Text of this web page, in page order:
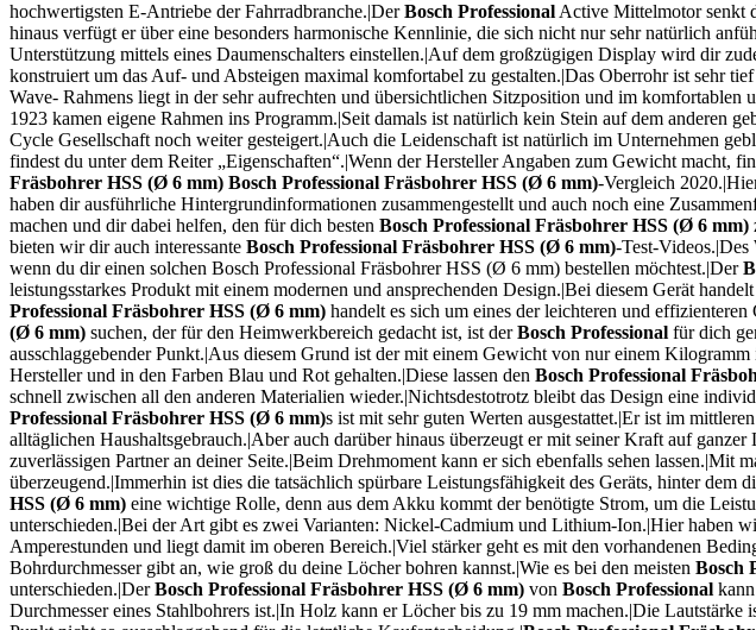
hochwertigsten E-Antriebe der Fahrradbranche.|DerBosch Professional Active Mittelmotor senkt
hinaus verfügt er über eine besonders harmonische Kennlinie, die sich nicht nur sehr natürlich
Unterstützung mittels eines Daumenschalters einstellen.|Auf dem großzügigen Display wird dir
konstruiert um das Auf- und Absteigen maximal komfortabel zu gestalten.|Das Oberrohr ist sehr
Wave- Rahmens liegt in der sehr aufrechten und übersichtlichen Sitzposition und im
1923 kamen eigene Rahmen ins Programm.|Seit damals ist natürlich kein Stein auf dem
Cycle Gesellschaft noch weiter gesteigert.|Auch die Leidenschaft ist natürlich im Unternehmen
findest du unter dem Reiter „Eigenschaften“.|Wenn der Hersteller Angaben zum Gewicht macht,
Fräsbohrer HSS (Ø 6 mm) Bosch Professional Fräsbohrer HSS (Ø 6 mm)-Vergleich
haben dir ausführliche Hintergrundinformationen zusammengestellt und auch noch eine
machen und dir dabei helfen, den für dich besten Bosch Professional Fräsbohrer HSS (Ø 6 mm)
bieten wir dir auch interessante Bosch Professional Fräsbohrer HSS (Ø 6 mm)-Test-
wenn du dir einen solchen Bosch Professional Fräsbohrer HSS (Ø 6 mm) bestellen möchtest.|Der
leistungsstarkes Produkt mit einem modernen und ansprechenden Design.|Bei diesem Gerät
Professional Fräsbohrer HSS (Ø 6 mm) handelt es sich um eines der leichteren und
(Ø 6 mm) suchen, der für den Heimwerkbereich gedacht ist, ist derBosch Professional für dich
ausschlaggebender Punkt.|Aus diesem Grund ist der mit einem Gewicht von nur einem
Hersteller und in den Farben Blau und Rot gehalten.|Diese lassen den Bosch Professional
schnell zwischen all den anderen Materialien wieder.|Nichtsdestotrotz bleibt das Design eine
Professional Fräsbohrer HSS (Ø 6 mm)s ist mit sehr guten Werten ausgestattet.|Er ist im
alltäglichen Haushaltsgebrauch.|Aber auch darüber hinaus überzeugt er mit seiner Kraft auf
zuverlässigen Partner an deiner Seite.|Beim Drehmoment kann er sich ebenfalls sehen
überzeugend.|Immerhin ist dies die tatsächlich spürbare Leistungsfähigkeit des Geräts, hinter
HSS (Ø 6 mm) eine wichtige Rolle, denn aus dem Akku kommt der benötigte Strom, um die
unterschieden.|Bei der Art gibt es zwei Varianten: Nickel-Cadmium und Lithium-Ion.|Hier haben
Amperestunden und liegt damit im oberen Bereich.|Viel stärker geht es mit den vorhandenen
Bohrdurchmesser gibt an, wie groß du deine Löcher bohren kannst.|Wie es bei den meisten Bosch
unterschieden.|DerBosch Professional Fräsbohrer HSS (Ø 6 mm) von Bosch Professional
Durchmesser eines Stahlbohrers ist.|In Holz kann er Löcher bis zu 19 mm machen.|Die Lautstärke